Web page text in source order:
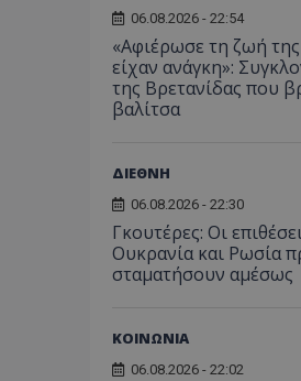
06.08.2026 - 22:54
«Αφιέρωσε τη ζωή
είχαν ανάγκη»:
της Βρετανίδας που
βαλίτσα
ΔΙΕΘΝΗ
06.08.2026 - 22:30
Γκουτέρες: Οι
Ουκρανία και Ρωσία
σταματήσουν αμέσως
ΚΟΙΝΩΝΙΑ
06.08.2026 - 22:02